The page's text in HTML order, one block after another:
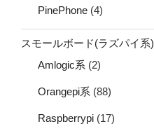
PinePhone (4)
スモールボード(ラズパイ系)
Amlogic系 (2)
Orangepi系 (88)
Raspberrypi (17)